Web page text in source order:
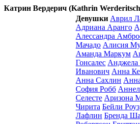
Катрин Вердерич (Kathrin
Девушки Аврил
Адриана Аранго
Алессандра
Мачадо Алисия
Аманда Маркум
Гонсалес Анджела
Иванович Анна
Анна Сахлин
София Робб
Селесте Аризона
Чирита Бейли Роуз
Лафлин Бренда